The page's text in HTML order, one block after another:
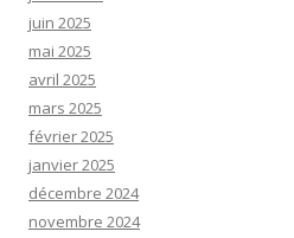
juin 2025
mai 2025
avril 2025
mars 2025
février 2025
janvier 2025
décembre 2024
novembre 2024